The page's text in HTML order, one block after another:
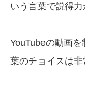
いう言葉で説得力
YouTubeの動画
葉のチョイスは非